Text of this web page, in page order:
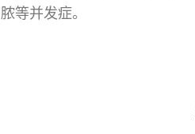
脓等并发症。